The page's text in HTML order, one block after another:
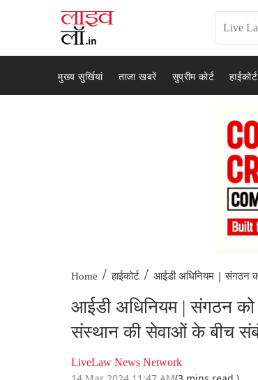
मुख्य सुर्खियां ताजा खबरें सुप्रीम कोर्ट हाईकोर्ट
Home / हाईकोर्ट / आईडी अधिनियम | संगठन
आईडी अधिनियम | संगठन को
संस्थान की सेवाओं के बीच
LiveLaw News Network